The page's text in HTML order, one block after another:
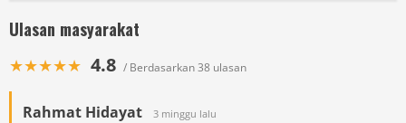
Ulasan masyarakat
★★★★★ 4.8 / Berdasarkan 38 ulasan
Rahmat Hidayat 3 minggu lalu